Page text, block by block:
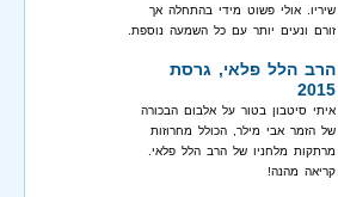
שיריו. אולי פשוט מידי בהתחלה אך
זורם ונעים יותר עם כל השמעה נוספת.
הרב הלל פלאי, גרסת
2015
איתי סיטבון בטור על אלבום הבכורה
של הזמר אבי מילר, הכולל מחרוזות
מרתקות מלחניו של הרב הלל פלאי.
קריאה מהנה!